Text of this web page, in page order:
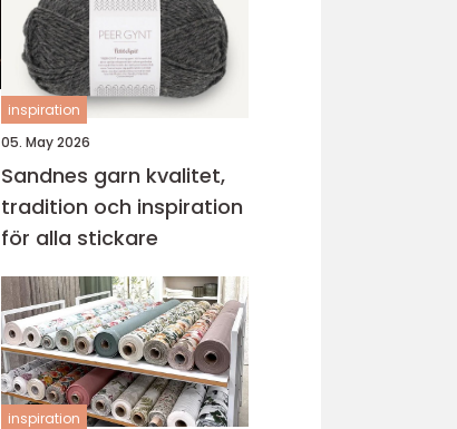
inspiration
05. May 2026
Sandnes garn kvalitet,
tradition och inspiration
för alla stickare
inspiration